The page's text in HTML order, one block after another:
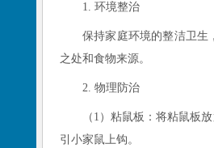
1. 环境整治
保持家庭环境的整洁卫生
之处和食物来源。
2. 物理防治
（ 1）粘鼠板：将粘鼠板
引小家鼠上钩。